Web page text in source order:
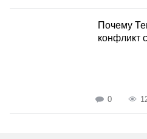
Почему
конфликт
0